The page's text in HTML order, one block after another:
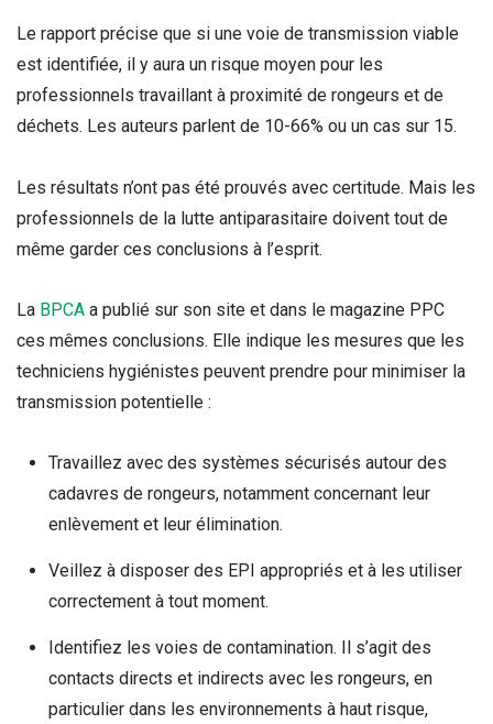
Le rapport précise que si une voie de transmission viable
est identifiée, il y aura un risque moyen pour les
professionnels travaillant à proximité de rongeurs et de
déchets. Les auteurs parlent de 10-66% ou un cas sur 15.
Les résultats n’ont pas été prouvés avec certitude. Mais les
professionnels de la lutte antiparasitaire doivent tout de
même garder ces conclusions à l’esprit.
La BPCA a publié sur son site et dans le magazine PPC
ces mêmes conclusions. Elle indique les mesures que les
techniciens hygiénistes peuvent prendre pour minimiser la
transmission potentielle :
Travaillez avec des systèmes sécurisés autour des
cadavres de rongeurs, notamment concernant leur
enlèvement et leur élimination.
Veillez à disposer des EPI appropriés et à les utiliser
correctement à tout moment.
Identifiez les voies de contamination. Il s’agit des
contacts directs et indirects avec les rongeurs, en
particulier dans les environnements à haut risque,